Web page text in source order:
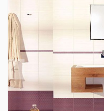
Կերամիկական
հավաքածուներ
Պատի
Կարնիզներ և
Հատակի սալիկներ